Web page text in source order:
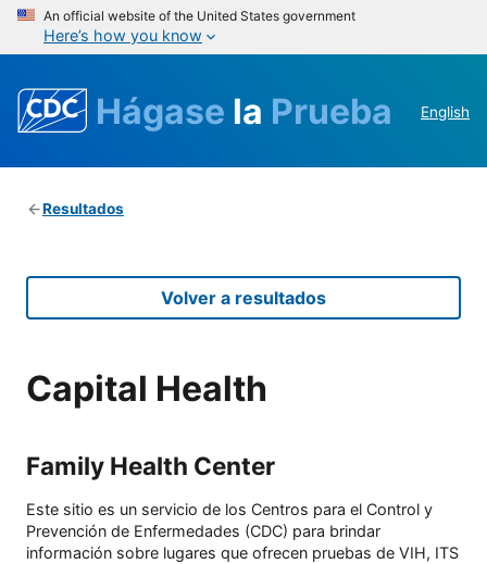
An official website of the United States government
Here’s how you know
Hágase la Prueba English
Resultados
Volver a resultados
Capital Health
Family Health Center
Este sitio es un servicio de los Centros para el Control y
Prevención de Enfermedades (CDC) para brindar
información sobre lugares que ofrecen pruebas de VIH, ITS